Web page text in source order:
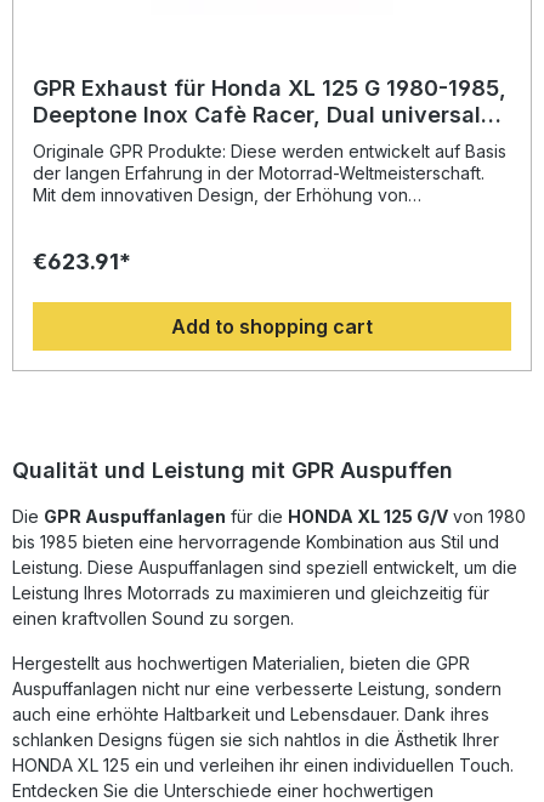
GPR Exhaust für Honda XL 125 G 1980-1985,
Deeptone Inox Cafè Racer, Dual universal
Homologated legal silencer kit, including re
Originale GPR Produkte: Diese werden entwickelt auf Basis
der langen Erfahrung in der Motorrad-Weltmeisterschaft.
Mit dem innovativen Design, der Erhöhung von
Fahrzeug deutlich auf und erhalten ein perfektes Preis-
eine hörbare Soundverbesserung zur Serie, die Sie beim
Fahren geniessen können. Der Hersteller ist DIN zertifiziert
und garantiert somit eine gleichbleibend hohe Qualität
seiner Produkte, von der Sie als Kunde profitieren.
installieren. Lieferumfang: Diese Lieferung enthält alle
Fahrzeugspezifischen Halterungen und das
silencer kit without link pipesZulassung: YesLieferzeit: ca. 14
Tage
€623.91*
Add to shopping cart
Qualität und Leistung mit GPR Auspuffen
Die GPR Auspuffanlagen für die HONDA XL 125 G/V von 1980
bis 1985 bieten eine hervorragende Kombination aus Stil und
Leistung. Diese Auspuffanlagen sind speziell entwickelt, um die
Leistung Ihres Motorrads zu maximieren und gleichzeitig für
einen kraftvollen Sound zu sorgen.
Hergestellt aus hochwertigen Materialien, bieten die GPR
Auspuffanlagen nicht nur eine verbesserte Leistung, sondern
auch eine erhöhte Haltbarkeit und Lebensdauer. Dank ihres
schlanken Designs fügen sie sich nahtlos in die Ästhetik Ihrer
HONDA XL 125 ein und verleihen ihr einen individuellen Touch.
Entdecken Sie die Unterschiede einer hochwertigen